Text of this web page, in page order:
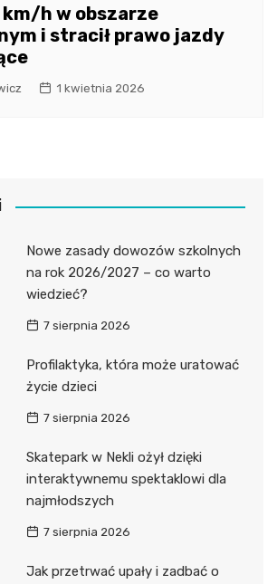
km/h w obszarze
i stracił prawo jazdy
1 kwietnia 2026
Nowe zasady dowozów szkolnych
na rok 2026/2027 – co warto
wiedzieć?
7 sierpnia 2026
Profilaktyka, która może uratować
życie dzieci
7 sierpnia 2026
Skatepark w Nekli ożył dzięki
interaktywnemu spektaklowi dla
najmłodszych
7 sierpnia 2026
Jak przetrwać upały i zadbać o